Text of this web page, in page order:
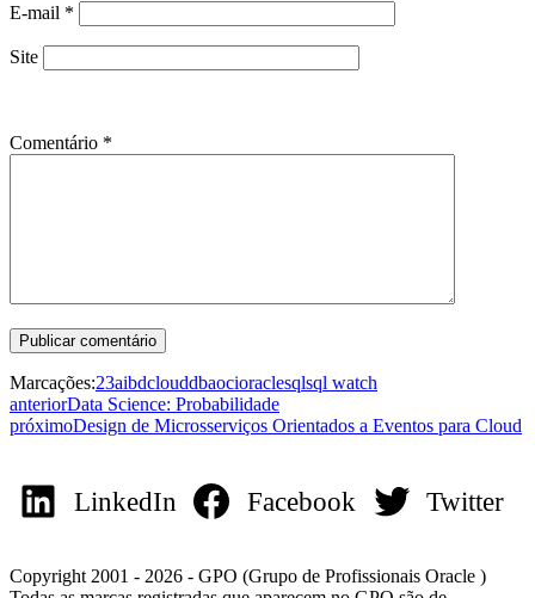
E-mail *
Site
Comentário *
Marcações:23aibdclouddbaocioraclesqlsql watch
anteriorData Science: Probabilidade
próximoDesign de Microsserviços Orientados a Eventos para Cloud
LinkedIn Facebook Twitter
Copyright 2001 - 2026 - GPO (Grupo de Profissionais Oracle )